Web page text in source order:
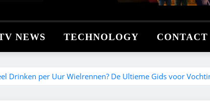
NEWS TECHNOLOGY
Drinken per Uur Wielrennen? De Ultieme Gids voor